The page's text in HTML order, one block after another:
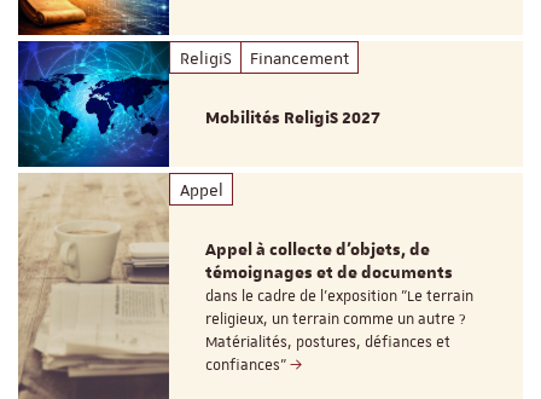
ReligiS Financement
Mobilités ReligiS 2027
Appel
Appel à collecte d'objets, de
témoignages et de documents
dans le cadre de l'exposition "Le terrain
religieux, un terrain comme un autre ?
Matérialités, postures, défiances et
confiances"